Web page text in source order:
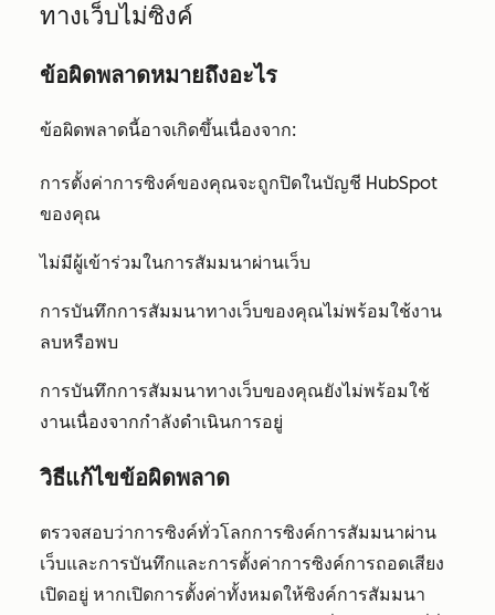
ทางเว็บไม่ซิงค์
ข้อผิดพลาดหมายถึงอะไร
ข้อผิดพลาดนี้อาจเกิดขึ้นเนื่องจาก:
การตั้งค่าการซิงค์ของคุณจะถูกปิดในบัญชี HubSpot
ของคุณ
ไม่มีผู้เข้าร่วมในการสัมมนาผ่านเว็บ
การบันทึกการสัมมนาทางเว็บของคุณไม่พร้อมใช้งาน
ลบหรือพบ
การบันทึกการสัมมนาทางเว็บของคุณยังไม่พร้อมใช้
งานเนื่องจากกำลังดำเนินการอยู่
วิธีแก้ไขข้อผิดพลาด
ตรวจสอบว่าการซิงค์ทั่วโลกการซิงค์การสัมมนาผ่าน
เว็บและการบันทึกและการตั้งค่าการซิงค์การถอดเสียง
เปิดอยู่ หากเปิดการตั้งค่าทั้งหมดให้ซิงค์การสัมมนา